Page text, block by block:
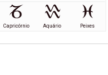
Capricórnio Aquário Peixes